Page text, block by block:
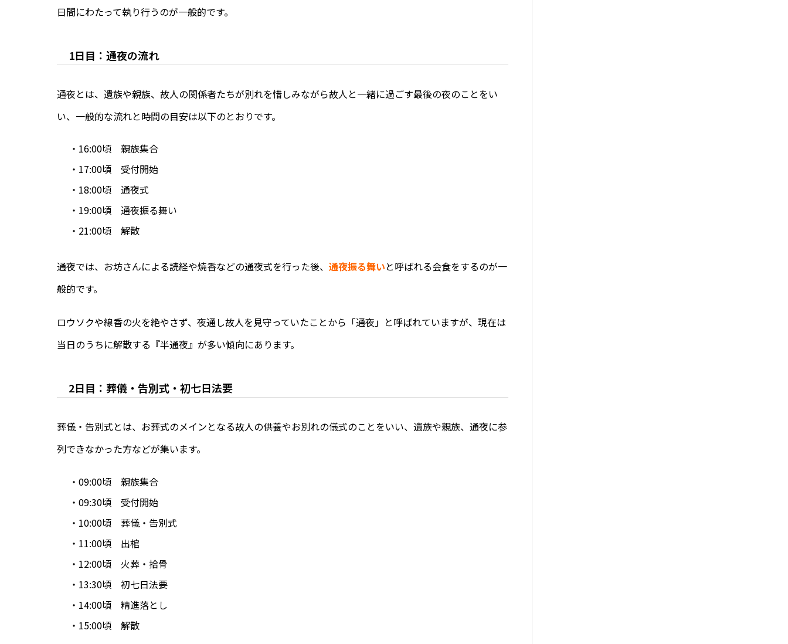
日間にわたって執り行うのが一般的です。
1日目：通夜の流れ
通夜とは、遺族や親族、故人の関係者たちが別れを惜しみながら故人と一緒に過ごす最後の夜のことをい
い、一般的な流れと時間の目安は以下のとおりです。
・16:00頃 親族集合
・17:00頃 受付開始
・18:00頃 通夜式
・19:00頃 通夜振る舞い
・21:00頃 解散
通夜では、お坊さんによる読経や焼香などの通夜式を行った後、 通夜振る舞いと呼ばれる会食をするのが一
般的です。
ロウソクや線香の火を絶やさず、夜通し故人を見守っていたことから「通夜」と呼ばれていますが、現在は
当日のうちに解散する『半通夜』が多い傾向にあります。
2日目：葬儀・告別式・初七日法要
葬儀・告別式とは、お葬式のメインとなる故人の供養やお別れの儀式のことをいい、遺族や親族、通夜に参
列できなかった方などが集います。
・09:00頃 親族集合
・09:30頃 受付開始
・10:00頃 葬儀・告別式
・11:00頃 出棺
・12:00頃 火葬・拾骨
・13:30頃 初七日法要
・14:00頃 精進落とし
・15:00頃 解散